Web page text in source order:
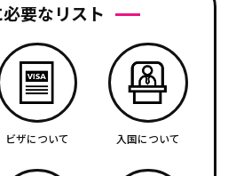
要なリスト
ビザについて 入国について